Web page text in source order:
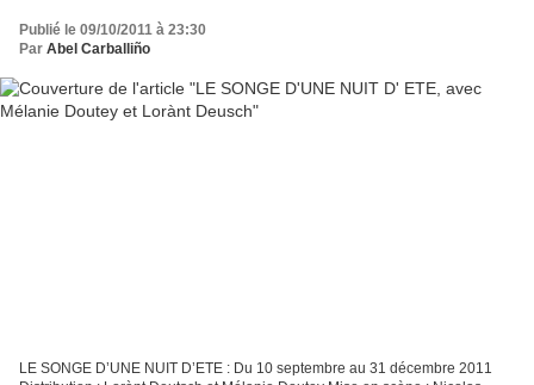
Publié le 09/10/2011 à 23:30
Par Abel Carballiño
LE SONGE D’UNE NUIT D’ETE : Du 10 septembre au 31 décembre 2011